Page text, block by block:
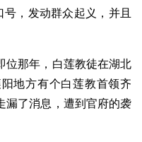
号，发动群众起义，并且
位那年，白莲教徒在湖北
地方有个白莲教首领齐
漏了消息，遭到官府的袭